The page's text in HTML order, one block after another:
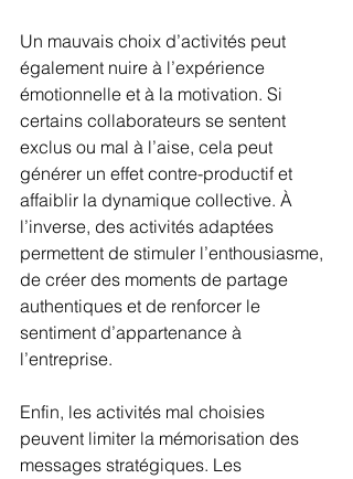
Un mauvais choix d’activités peut
également nuire à l’expérience
émotionnelle et à la motivation. Si
certains collaborateurs se sentent
exclus ou mal à l’aise, cela peut
générer un effet contre-productif et
affaiblir la dynamique collective. À
l’inverse, des activités adaptées
permettent de stimuler l’enthousiasme,
de créer des moments de partage
authentiques et de renforcer le
sentiment d’appartenance à
l’entreprise.
Enfin, les activités mal choisies
peuvent limiter la mémorisation des
messages stratégiques. Les